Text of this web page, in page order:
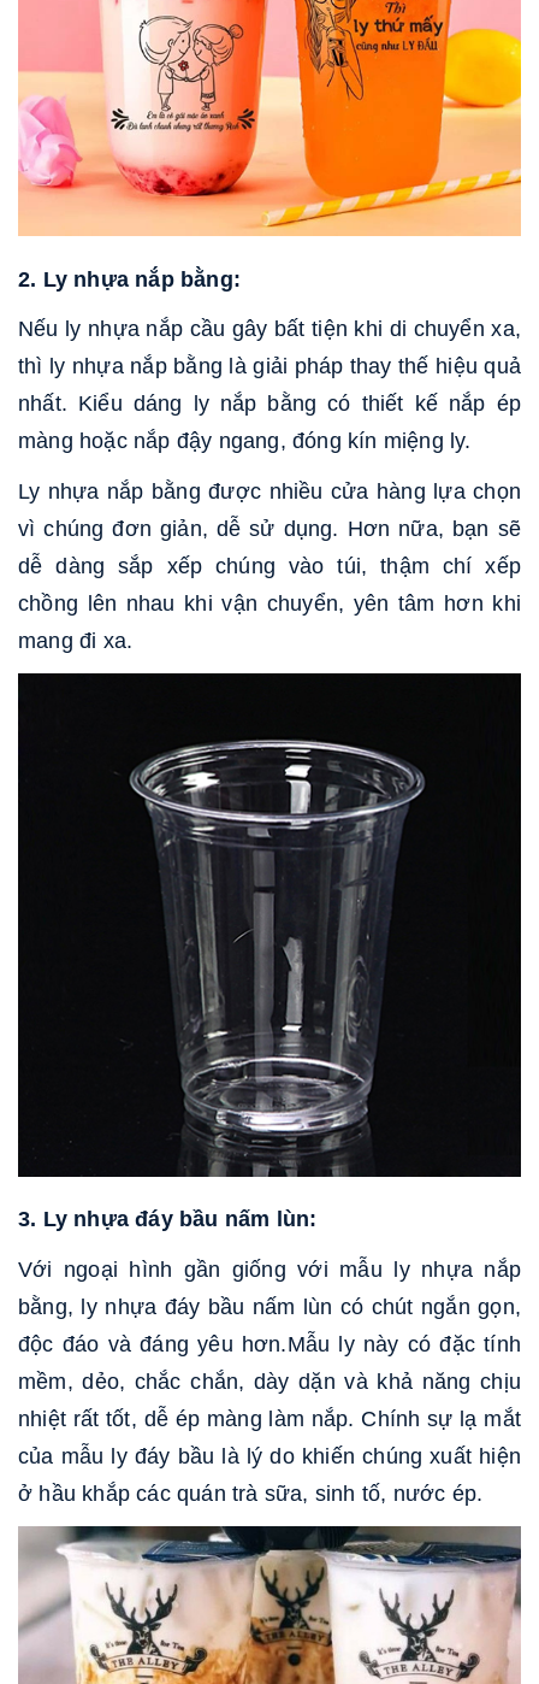
2. Ly nhựa nắp bằng:
Nếu ly nhựa nắp cầu gây bất tiện khi di chuyển xa,
thì ly nhựa nắp bằng là giải pháp thay thế hiệu quả
nhất. Kiểu dáng ly nắp bằng có thiết kế nắp ép
màng hoặc nắp đậy ngang, đóng kín miệng ly.
Ly nhựa nắp bằng được nhiều cửa hàng lựa chọn
vì chúng đơn giản, dễ sử dụng. Hơn nữa, bạn sẽ
dễ dàng sắp xếp chúng vào túi, thậm chí xếp
chồng lên nhau khi vận chuyển, yên tâm hơn khi
mang đi xa.
3. Ly nhựa đáy bầu nấm lùn:
Với ngoại hình gần giống với mẫu ly nhựa nắp
bằng, ly nhựa đáy bầu nấm lùn có chút ngắn gọn,
độc đáo và đáng yêu hơn.Mẫu ly này có đặc tính
mềm, dẻo, chắc chắn, dày dặn và khả năng chịu
nhiệt rất tốt, dễ ép màng làm nắp. Chính sự lạ mắt
của mẫu ly đáy bầu là lý do khiến chúng xuất hiện
ở hầu khắp các quán trà sữa, sinh tố, nước ép.